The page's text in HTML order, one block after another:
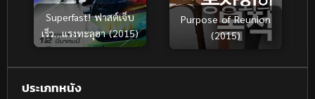
Superfast! ฟาสต์เจ็บ
เร็ว…แรงทะลุฮา (2015)
Purpose of Reunion
(2015)
ประเภทหนัง